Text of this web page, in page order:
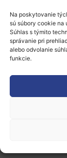
Na poskytovanie
sú súbory cookie na
Súhlas s týmito
správanie pri
alebo odvolanie
funkcie.
„Projekt
úniou v